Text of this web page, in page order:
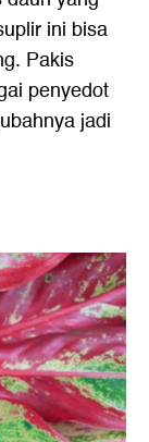
ini bisa
Pakis
penyedot
jadi